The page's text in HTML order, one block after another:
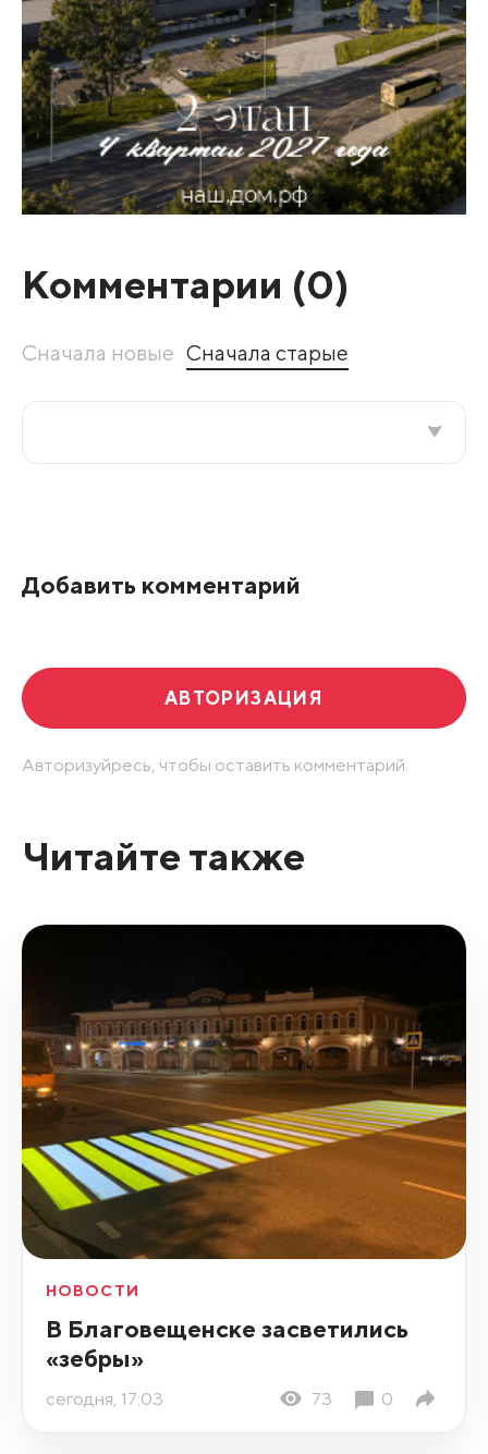
Комментарии (0)
Сначала новые Сначала старые
Добавить комментарий
АВТОРИЗАЦИЯ
Авторизуйресь, чтобы оставить комментарий.
Читайте также
НОВОСТИ
В Благовещенске засветились
«зебры»
сегодня, 17:03 73 0